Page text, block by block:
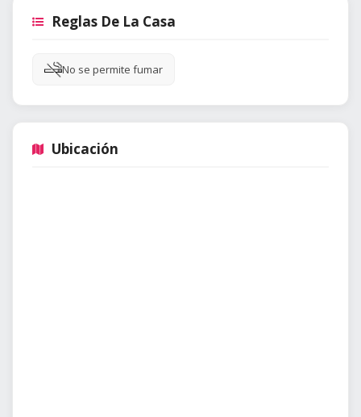
Reglas De La Casa
No se permite fumar
Ubicación